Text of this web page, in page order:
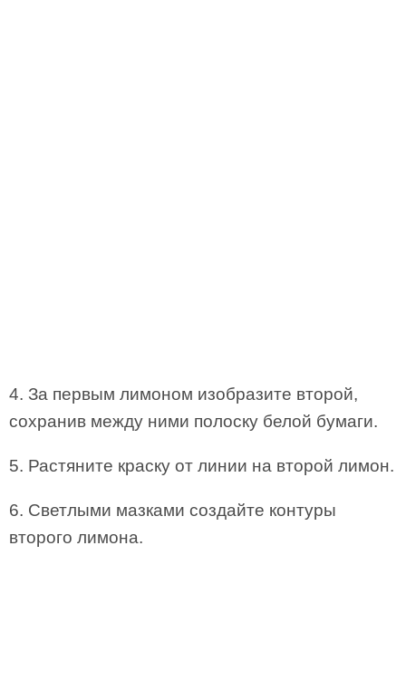
4. За первым лимоном изобразите второй,
сохранив между ними полоску белой бумаги.
5. Растяните краску от линии на второй лимон.
6. Светлыми мазками создайте контуры
второго лимона.